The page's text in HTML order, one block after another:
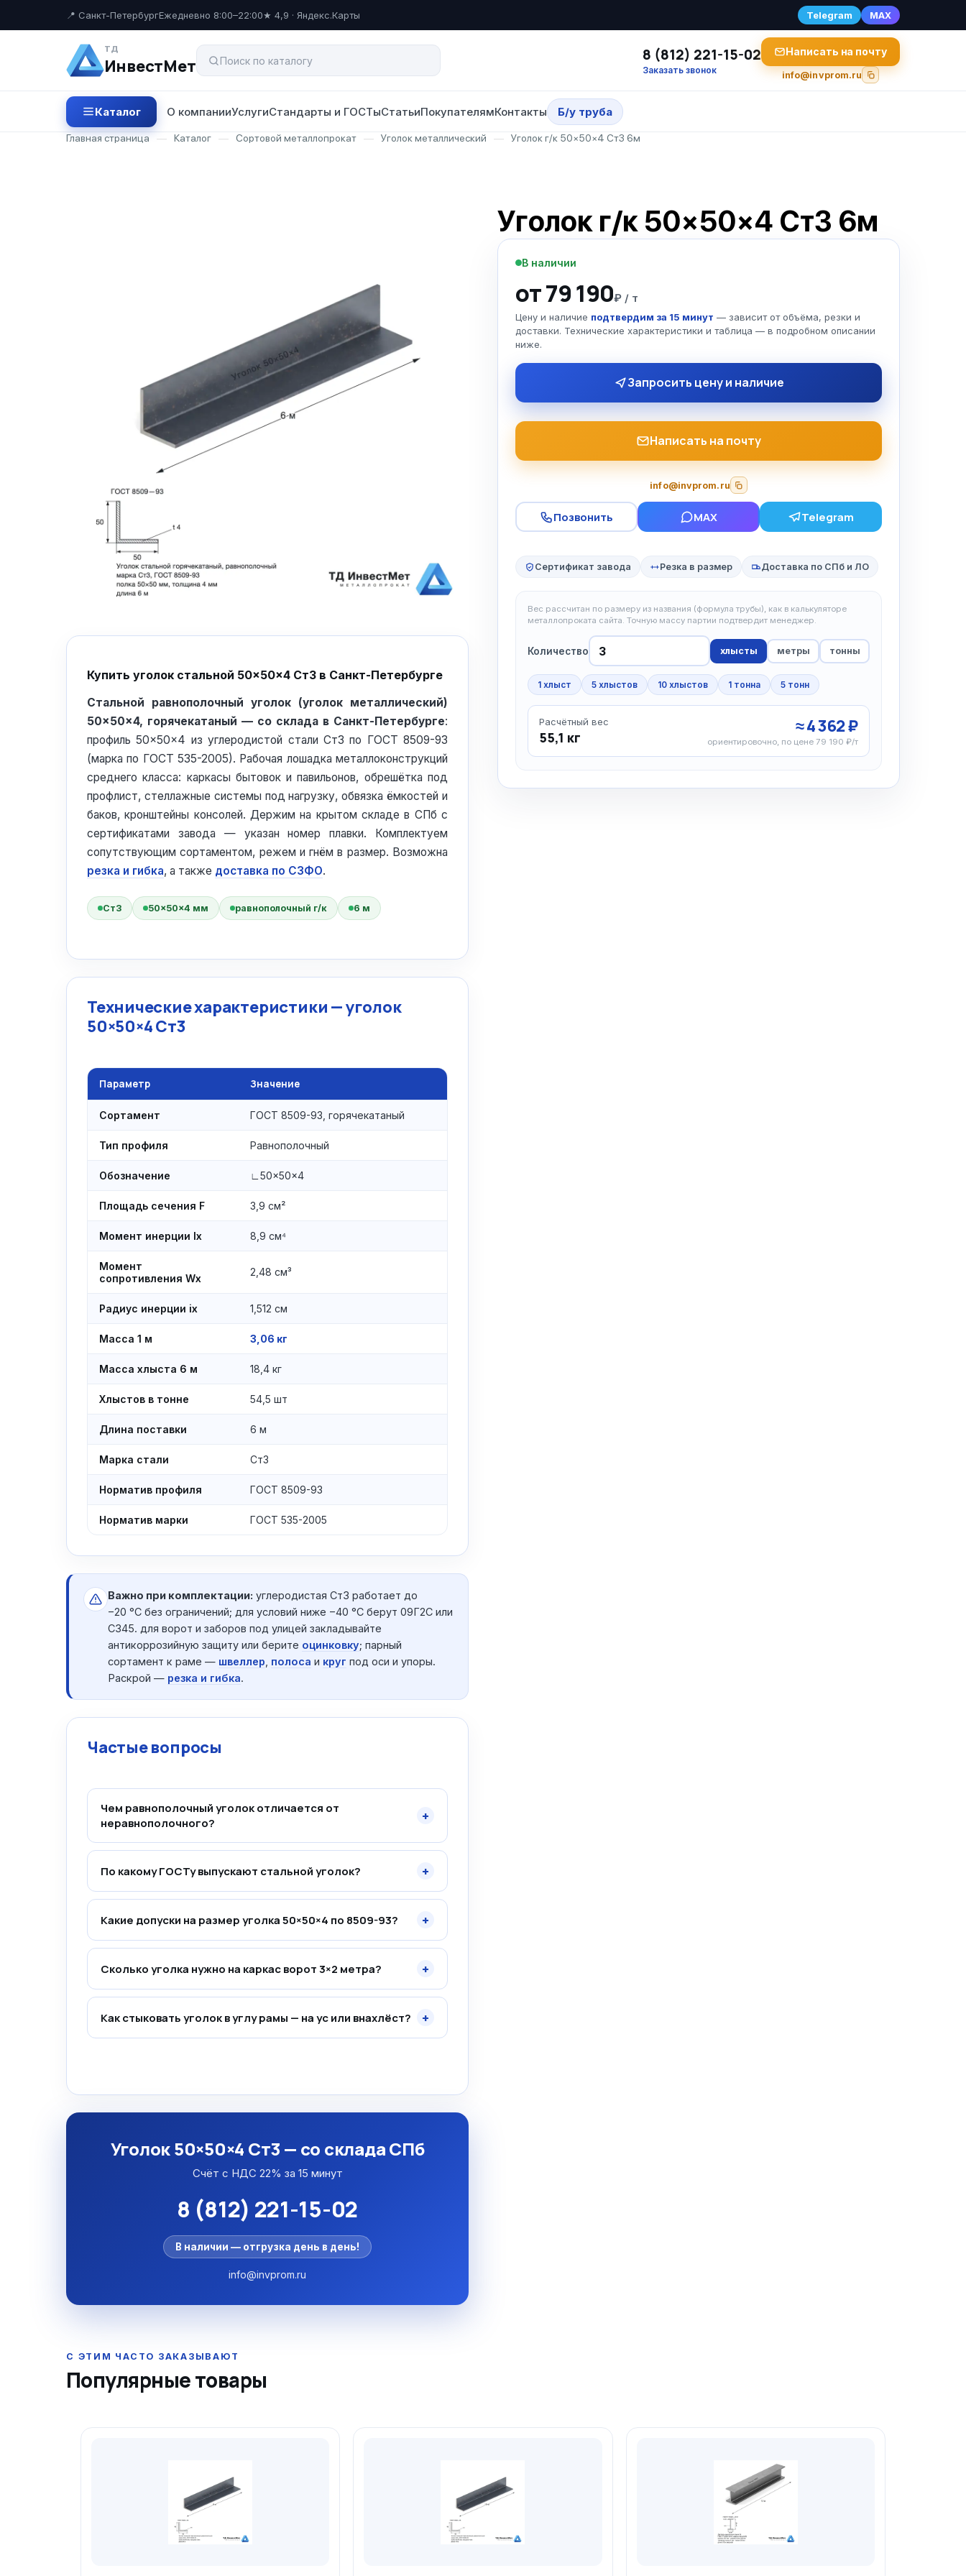
📍 Санкт-ПетербургЕжедневно 8:00–22:00★ 4,9 · Яндекс.Карты Telegram MAX
ТД
ИнвестМет
8 (812) 221-15-02
Заказать звонок
Написать на почту
info@invprom.ru
Каталог О компанииУслугиСтандарты и ГОСТыСтатьиПокупателямКонтакты Б/у труба
Главная страница — Каталог — Сортовой металлопрокат — Уголок металлический — Уголок г/к 50×50×4 Ст3 6м
Уголок г/к 50×50×4 Ст3 6м
В наличии
от 79 190₽ / т
Цену и наличие подтвердим за 15 минут — зависит от объёма, резки и
доставки. Технические характеристики и таблица — в подробном описании
ниже.
Запросить цену и наличие
Написать на почту
info@invprom.ru
Позвонить MAX Telegram
Сертификат завода Резка в размер Доставка по СПб и ЛО
Вес рассчитан по размеру из названия (формула трубы), как в калькуляторе
металлопроката сайта. Точную массу партии подтвердит менеджер.
Количество хлысты метры тонны
1 хлыст 5 хлыстов 10 хлыстов 1 тонна 5 тонн
Расчётный вес
55,1 кг
≈ 4 362 ₽
ориентировочно, по цене 79 190 ₽/т
Купить уголок стальной 50×50×4 Ст3 в Санкт-Петербурге
Стальной равнополочный уголок (уголок металлический)
50×50×4, горячекатаный — со склада в Санкт-Петербурге:
профиль 50×50×4 из углеродистой стали Ст3 по ГОСТ 8509-93
(марка по ГОСТ 535-2005). Рабочая лошадка металлоконструкций
среднего класса: каркасы бытовок и павильонов, обрешётка под
профлист, стеллажные системы под нагрузку, обвязка ёмкостей и
баков, кронштейны консолей. Держим на крытом складе в СПб с
сертификатами завода — указан номер плавки. Комплектуем
сопутствующим сортаментом, режем и гнём в размер. Возможна
резка и гибка, а также доставка по СЗФО.
Ст3 50×50×4 мм равнополочный г/к 6 м
Технические характеристики — уголок
50×50×4 Ст3
Параметр Значение
Сортамент ГОСТ 8509-93, горячекатаный
Тип профиля Равнополочный
Обозначение ∟50×50×4
Площадь сечения F 3,9 см²
Момент инерции Ix 8,9 см⁴
Момент
сопротивления Wx
2,48 см³
Радиус инерции ix 1,512 см
Масса 1 м 3,06 кг
Масса хлыста 6 м 18,4 кг
Хлыстов в тонне 54,5 шт
Длина поставки 6 м
Марка стали Ст3
Норматив профиля ГОСТ 8509-93
Норматив марки ГОСТ 535-2005
Важно при комплектации: углеродистая Ст3 работает до
−20 °C без ограничений; для условий ниже −40 °C берут 09Г2С или
С345. для ворот и заборов под улицей закладывайте
антикоррозийную защиту или берите оцинковку; парный
сортамент к раме — швеллер полоса и круг под оси и упоры.
Раскрой — резка и гибка.
Частые вопросы
Чем равнополочный уголок отличается от
неравнополочного?
+
По какому ГОСТу выпускают стальной уголок? +
Какие допуски на размер уголка 50×50×4 по 8509-93? +
Сколько уголка нужно на каркас ворот 3×2 метра? +
Как стыковать уголок в углу рамы — на ус или внахлёст? +
Уголок 50×50×4 Ст3 — со склада СПб
Счёт с НДС 22% за 15 минут
8 (812) 221-15-02
В наличии — отгрузка день в день!
info@invprom.ru
Популярные товары